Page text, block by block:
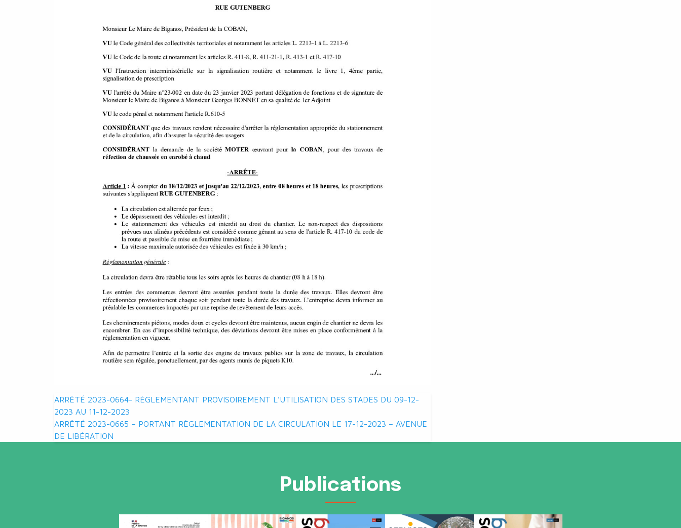
Navigation
de
ARRÊTÉ 2023-0664- RÈGLEMENTANT PROVISOIREMENT L’UTILISATION DES STADES DU 09-12-
2023 AU 11-12-2023
ARRÊTÉ 2023-0665 – PORTANT RÈGLEMENTATION DE LA CIRCULATION LE 17-12-2023 – AVENUE
DE LIBÉRATION
Publications